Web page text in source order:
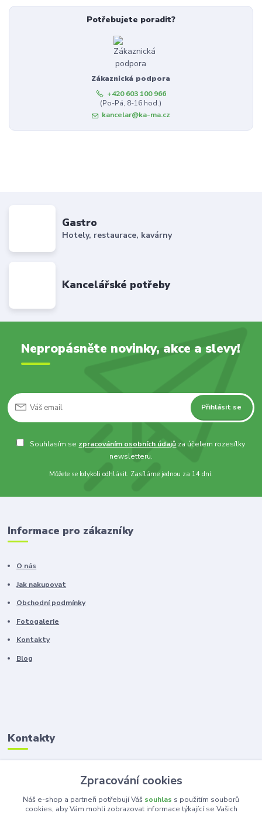
Potřebujete poradit?
Zákaznická podpora
+420 603 100 966
(Po-Pá, 8-16 hod.)
kancelar@ka-ma.cz
Gastro
Hotely, restaurace, kavárny
Kancelářské potřeby
Nepropásněte novinky, akce a slevy!
Přihlásit se
Souhlasím se zpracováním osobních údajů za účelem rozesílky
newsletteru.
Můžete se kdykoli odhlásit. Zasíláme jednou za 14 dní.
Informace pro zákazníky
O nás
Jak nakupovat
Obchodní podmínky
Fotogalerie
Kontakty
Blog
Kontakty
Zákaznická podpora
+420 603 100 966
(Po-Pá, 8-16 hod.)
Zpracování cookies
Náš e-shop a partneři potřebují Váš souhlas s použitím souborů
cookies, aby Vám mohli zobrazovat informace týkající se Vašich